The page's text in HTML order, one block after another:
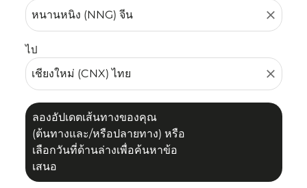
close
ไป
close
ลองอัปเดตเส้นทางของคุณ
(ต้นทางและ/หรือปลายทาง) หรือ
เลือกวันที่ด้านล่างเพื่อค้นหาข้อ
เสนอ